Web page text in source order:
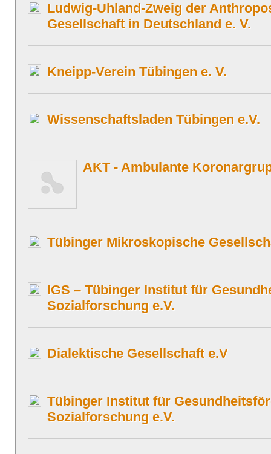
Ludwig-Uhland-Zweig der
Gesellschaft in Deutschland e. V.
Kneipp-Verein Tübingen e. V.
Wissenschaftsladen Tübingen e.V.
AKT - Ambulante
Tübinger Mikroskopische
IGS – Tübinger Institut für
Sozialforschung e.V.
Dialektische Gesellschaft e.V
Tübinger Institut für
Sozialforschung e.V.